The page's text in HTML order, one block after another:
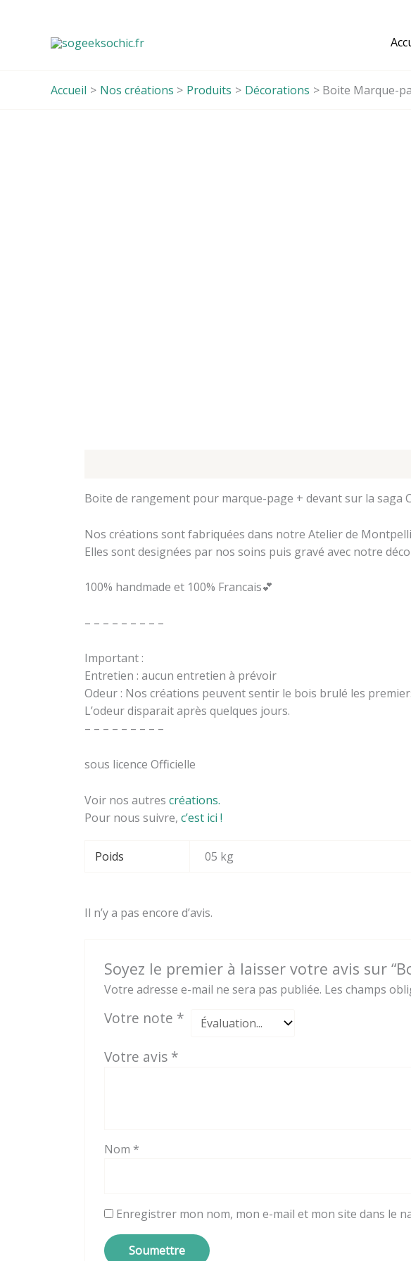
Accueil Nos créations Produits Décorations Boite Marque-
Boite de rangement pour marque-page + devant sur la saga
Nos créations sont fabriquées dans notre Atelier de
Elles sont designées par nos soins puis gravé avec notre
100% handmade et 100% Francais💕
– – – – – – – – –
Important :
Entretien : aucun entretien à prévoir
Odeur : Nos créations peuvent sentir le bois brulé les
L’odeur disparait après quelques jours.
– – – – – – – – –
sous licence Officielle
Voir nos autres créations.
Pour nous suivre, c’est ici !
Poids 05 kg
Il n’y a pas encore d’avis.
Soyez le premier à laisser votre avis sur
Votre adresse e-mail ne sera pas publiée. Les champs
Votre note *
Votre avis *
Nom *
Enregistrer mon nom, mon e-mail et mon site dans le